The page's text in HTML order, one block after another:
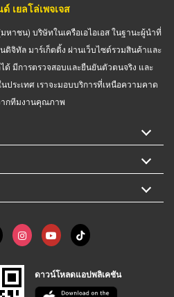
เยลโล่เพจเจส
หาชน) บริษัทในเครือเอไอเอส ในฐานะผู้นำที่
จิทัล มาร์เก็ตติ้ง ผ่านเว็บไซต์รวมสินค้าและ
ด้ มีการตรวจสอบและยืนยันตัวตนจริง และ
ระเทศ เราจะมอบบริการที่เหนือความคาด
กทีมงานคุณภาพ
ดาวน์โหลดแอปพลิเคชัน